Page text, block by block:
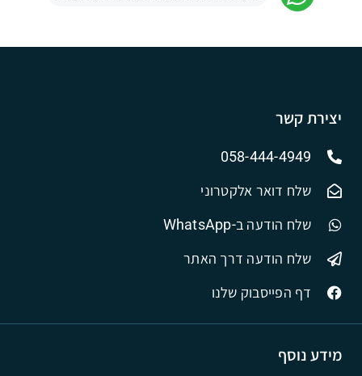
מידע נוסף
יצירת קשר
058-444-4949
שלח דואר אלקטרוני
שלח הודעה ב-WhatsApp
שלח הודעה דרך האתר
דף הפייסבוק שלנו